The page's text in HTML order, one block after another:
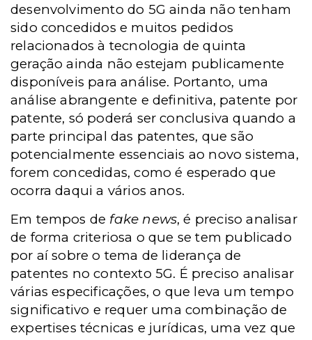
desenvolvimento do 5G ainda não tenham
sido concedidos e muitos pedidos
relacionados à tecnologia de quinta
geração ainda não estejam publicamente
disponíveis para análise. Portanto, uma
análise abrangente e definitiva, patente por
patente, só poderá ser conclusiva quando a
parte principal das patentes, que são
potencialmente essenciais ao novo sistema,
forem concedidas, como é esperado que
ocorra daqui a vários anos.
Em tempos de fake news, é preciso analisar
de forma criteriosa o que se tem publicado
por aí sobre o tema de liderança de
patentes no contexto 5G. É preciso analisar
várias especificações, o que leva um tempo
significativo e requer uma combinação de
expertises técnicas e jurídicas, uma vez que